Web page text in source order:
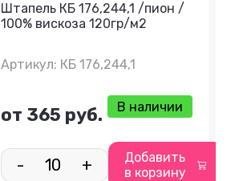
Штапель КБ 176,244,1 /пион /
100% вискоза 120гр/м2
Артикул: КБ 176,244,1
от 365 руб. В наличии
- +
Добавить
в корзину